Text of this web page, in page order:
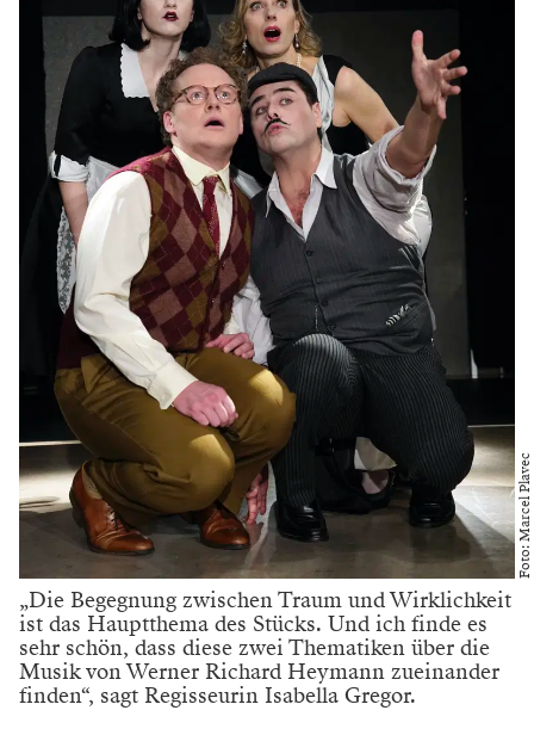
Foto: Marcel Plavec
„Die Begegnung zwischen Traum und Wirklichkeit
ist das Hauptthema des Stücks. Und ich finde es
sehr schön, dass diese zwei Thematiken über die
Musik von Werner Richard Heymann zueinander
finden“, sagt Regisseurin Isabella Gregor.